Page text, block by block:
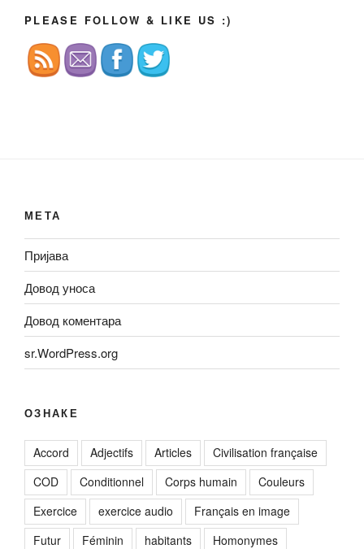
PLEASE FOLLOW & LIKE US :)
МЕТА
Пријава
Довод уноса
Довод коментара
sr.WordPress.org
ОЗНАКЕ
Accord Adjectifs Articles
Civilisation française
COD
Conditionnel Corps humain
Couleurs
Exercice
exercice audio
Français en image
Futur
Féminin habitants
Homonymes